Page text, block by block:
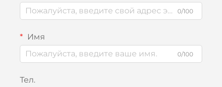
0/100
Имя
0/100
Тел.